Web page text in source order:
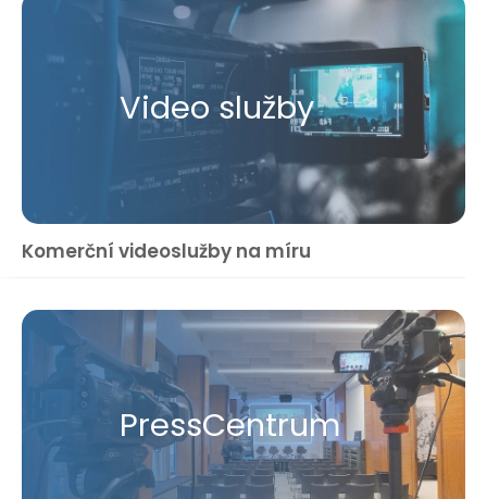
Video služby
Komerční videoslužby na míru
Press​Centrum